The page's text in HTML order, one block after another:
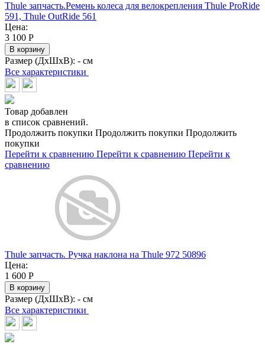
Thule запчасть.Ремень колеса для велокрепления Thule ProRide
591, Thule OutRide 561
Цена:
3 100 Р
В корзину
Размер (ДхШхВ): - см
Все характеристики
Товар добавлен
в список сравнений.
Продолжить покупки Продолжить покупки Продолжить
покупки
Перейти к сравнению Перейти к сравнению Перейти к
сравнению
Thule запчасть. Ручка наклона на Thule 972 50896
Цена:
1 600 Р
В корзину
Размер (ДхШхВ): - см
Все характеристики